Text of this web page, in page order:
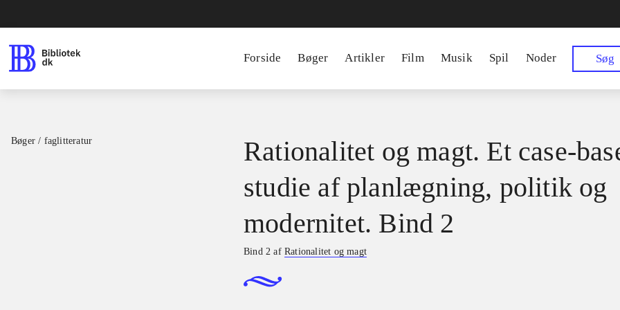
Forside Bøger Artikler Film Musik Spil Noder Søg
Bøger / faglitteratur
Rationalitet og magt. Et case-
studie af planlægning, politik og
modernitet. Bind 2
Bind 2 afRationalitet og magt